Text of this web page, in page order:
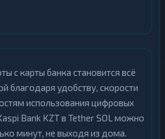
с карты банка становится всё
благодаря удобству, скорости
использования цифровых
Bank KZT в Tether SOL можно
минут, не выходя из дома.